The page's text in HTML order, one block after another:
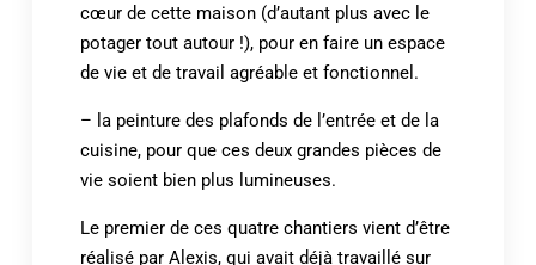
cœur de cette maison (d’autant plus avec le
potager tout autour !), pour en faire un espace
de vie et de travail agréable et fonctionnel.
– la peinture des plafonds de l’entrée et de la
cuisine, pour que ces deux grandes pièces de
vie soient bien plus lumineuses.
Le premier de ces quatre chantiers vient d’être
réalisé par Alexis, qui avait déjà travaillé sur